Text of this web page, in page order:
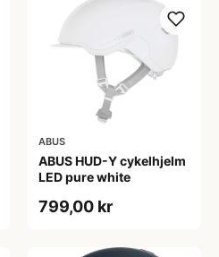
ABUS
ABUS HUD-Y cykelhjelm
LED pure white
799,00 kr